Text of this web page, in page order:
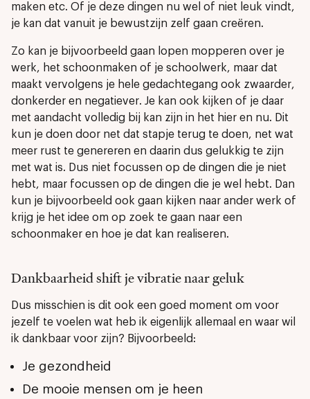
maken etc. Of je deze dingen nu wel of niet leuk vindt,
je kan dat vanuit je bewustzijn zelf gaan creëren.
Zo kan je bijvoorbeeld gaan lopen mopperen over je
werk, het schoonmaken of je schoolwerk, maar dat
maakt vervolgens je hele gedachtegang ook zwaarder,
donkerder en negatiever. Je kan ook kijken of je daar
met aandacht volledig bij kan zijn in het hier en nu. Dit
kun je doen door net dat stapje terug te doen, net wat
meer rust te genereren en daarin dus gelukkig te zijn
met wat is. Dus niet focussen op de dingen die je niet
hebt, maar focussen op de dingen die je wel hebt. Dan
kun je bijvoorbeeld ook gaan kijken naar ander werk of
krijg je het idee om op zoek te gaan naar een
schoonmaker en hoe je dat kan realiseren.
Dankbaarheid shift je vibratie naar geluk
Dus misschien is dit ook een goed moment om voor
jezelf te voelen wat heb ik eigenlijk allemaal en waar wil
ik dankbaar voor zijn? Bijvoorbeeld:
Je gezondheid
De mooie mensen om je heen